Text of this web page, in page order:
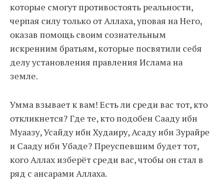
которые смогут противостоять реальности,
черпая силу только от Аллаха, уповая на Него,
оказав помощь своим сознательным
искренним братьям, которые посвятили себя
делу установления правления Ислама на
земле.
Умма взывает к вам! Есть ли среди вас тот, кто
откликнется? Где те, кто подобен Сааду ибн
Муаазу, Усайду ибн Худаиру, Асаду ибн Зурайре
и Сааду ибн Убаде? Преуспевшим будет тот,
кого Аллах изберёт среди вас, чтобы он стал в
ряд с ансарами Аллаха.